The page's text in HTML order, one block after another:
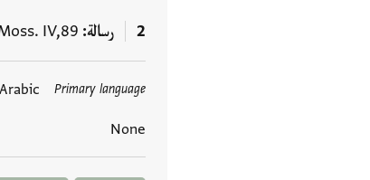
2 رسالة IV,89
Primary language
None
العلامات